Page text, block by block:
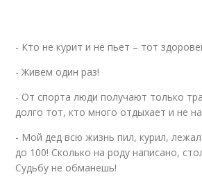
- Кто не курит и не пьет – тот
- Живем один раз!
- От спорта люди получают только
долго тот, кто много отдыхает и не
- Мой дед всю жизнь пил, курил,
до 100! Сколько на роду написано,
Судьбу не обманешь!